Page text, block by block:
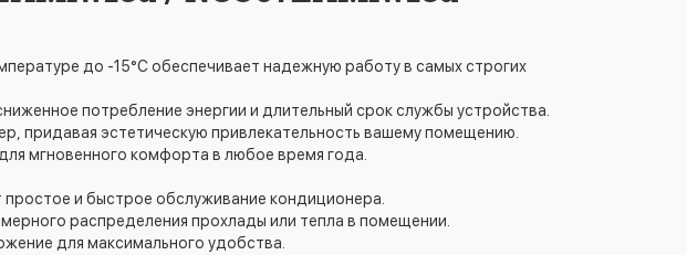
до -15°C обеспечивает надежную работу в самых строгих
потребление энергии и длительный срок службы устройства.
придавая эстетическую привлекательность вашему помещению.
мгновенного комфорта в любое время года.
и быстрое обслуживание кондиционера.
распределения прохлады или тепла в помещении.
для максимального удобства.